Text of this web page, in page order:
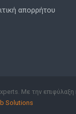
απορρήτου
Με την επιφύλαξη
Solutions